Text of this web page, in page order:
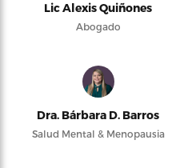
Lic Alexis Quiñones
Abogado
Dra. Bárbara D. Barros
Salud Mental & Menopausia